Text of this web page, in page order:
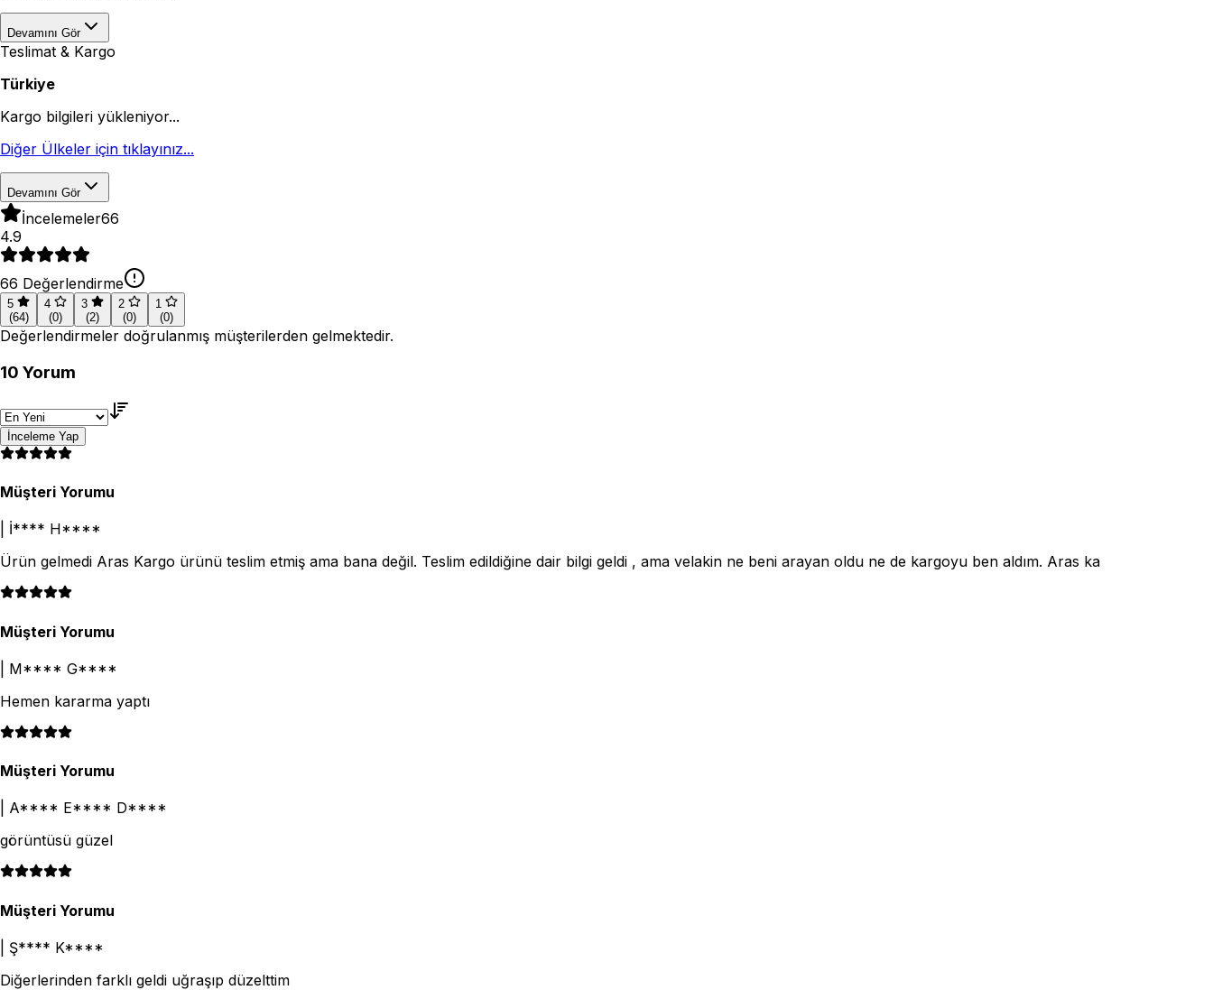
Devamını Gör
Teslimat & Kargo
Türkiye
Kargo bilgileri yükleniyor...
Diğer Ülkeler için tıklayınız...
Devamını Gör
İncelemeler66
4.9
66 Değerlendirme
5
(64)
4
(0)
3
(2)
2
(0)
1
(0)
Değerlendirmeler doğrulanmış müşterilerden gelmektedir.
10 Yorum
İnceleme Yap
Müşteri Yorumu
İ**** H****
Ürün gelmedi Aras Kargo ürünü teslim etmiş ama bana değil. Teslim edildiğine dair bilgi geldi , ama velakin ne beni arayan oldu ne de kargoyu ben aldım. Aras ka
Müşteri Yorumu
M**** G****
Hemen kararma yaptı
Müşteri Yorumu
A**** E**** D****
görüntüsü güzel
Müşteri Yorumu
Ş**** K****
Diğerlerinden farklı geldi uğraşıp düzelttim